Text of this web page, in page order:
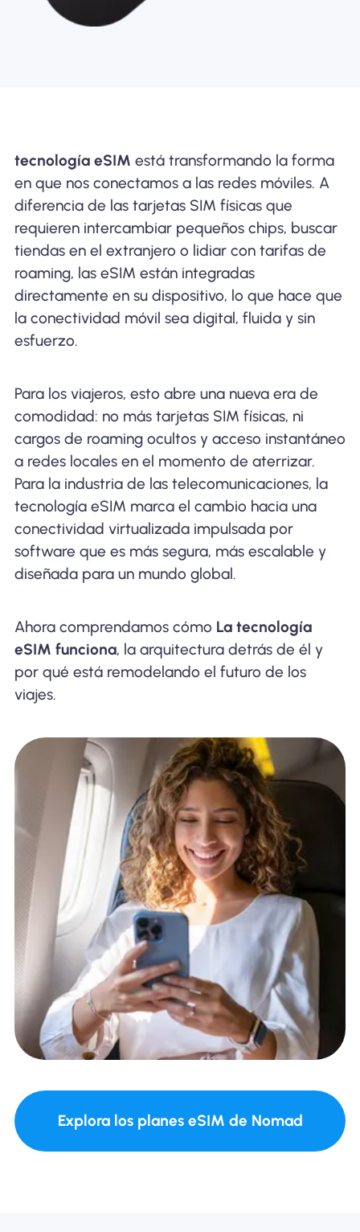
tecnología eSIM está transformando la forma
en que nos conectamos a las redes móviles. A
diferencia de las tarjetas SIM físicas que
requieren intercambiar pequeños chips, buscar
tiendas en el extranjero o lidiar con tarifas de
roaming, las eSIM están integradas
directamente en su dispositivo, lo que hace que
la conectividad móvil sea digital, fluida y sin
esfuerzo.
Para los viajeros, esto abre una nueva era de
comodidad: no más tarjetas SIM físicas, ni
cargos de roaming ocultos y acceso instantáneo
a redes locales en el momento de aterrizar.
Para la industria de las telecomunicaciones, la
tecnología eSIM marca el cambio hacia una
conectividad virtualizada impulsada por
software que es más segura, más escalable y
diseñada para un mundo global.
Ahora comprendamos cómo La tecnología
eSIM funciona, la arquitectura detrás de él y
por qué está remodelando el futuro de los
viajes.
Explora los planes eSIM de Nomad